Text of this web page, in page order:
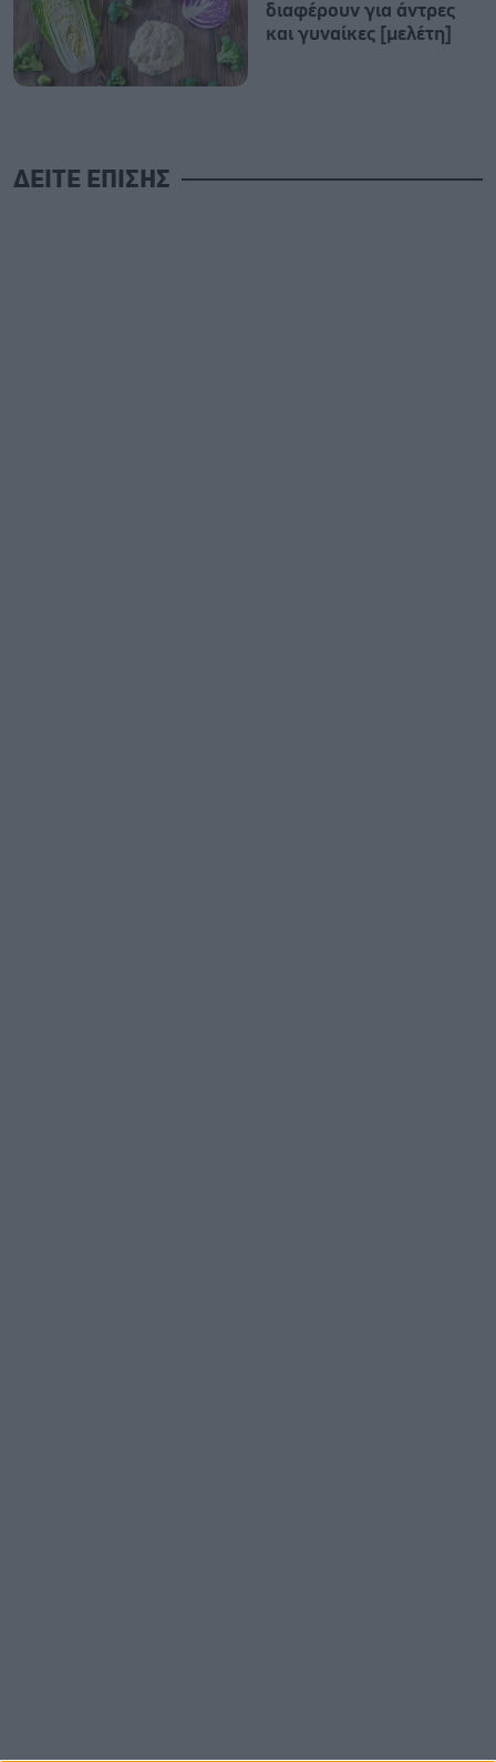
διαφέρουν για άντρες
και γυναίκες [μελέτη]
ΔΕΙΤΕ ΕΠΙΣΗΣ